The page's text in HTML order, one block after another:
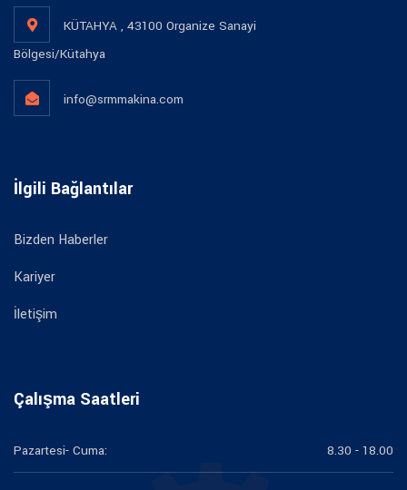
KÜTAHYA , 43100 Organize Sanayi
Bölgesi/Kütahya
info@srmmakina.com
İlgili Bağlantılar
Bizden Haberler
Kariyer
İletişim
Çalışma Saatleri
Pazartesi- Cuma: 8.30 - 18.00